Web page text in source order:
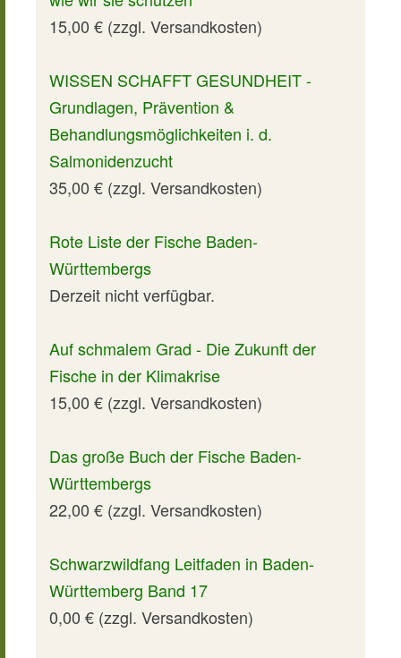
15,00 € (zzgl. Versandkosten)
WISSEN SCHAFFT GESUNDHEIT -
Grundlagen, Prävention &
Behandlungsmöglichkeiten i. d.
Salmonidenzucht
35,00 € (zzgl. Versandkosten)
Rote Liste der Fische Baden-
Württembergs
Derzeit nicht verfügbar.
Auf schmalem Grad - Die Zukunft der
Fische in der Klimakrise
15,00 € (zzgl. Versandkosten)
Das große Buch der Fische Baden-
Württembergs
22,00 € (zzgl. Versandkosten)
Schwarzwildfang Leitfaden in Baden-
Württemberg Band 17
0,00 € (zzgl. Versandkosten)